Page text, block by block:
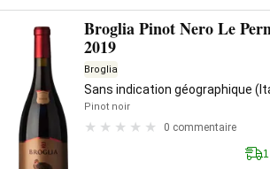
Broglia Pinot Nero Le
2019
Broglia
Sans indication géographique
Pinot noir
0 commentaire